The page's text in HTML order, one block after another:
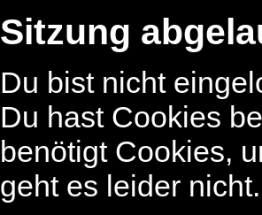
Sitzung
Du bist nicht
Du hast Cookies
benötigt Cookies,
geht es leider nicht.